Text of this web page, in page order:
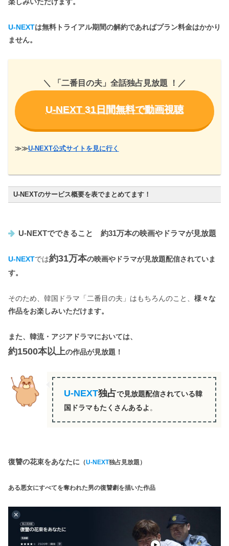
U-NEXTは無料トライアル期間の解約であればプラン料金はかかり
ません。
＼ 「二番目の夫」全話独占見放題 ！ ／
U-NEXT 31日間無料で動画視聴
≫≫U-NEXT公式サイトを見に行く
U-NEXTのサービス概要を表でまとめてます！
（毎月1200円相当のポイント付与あり）
子アカウント 最大3つまで作成可能
（※1アカウントにつき、1台）
テレビ・スマホ・PCで視聴可能 ✓
※ペアレンタルコントロール ✓
クレジットカード
Itunes Store決済/Google Play決済
※ペアレンタルコントロール＝R18+作品の視聴に制限をかけることが
U-NEXTでできること 約31万本の映画やドラマが見放題
U-NEXTでは約31万本の映画やドラマが見放題配信されていま
す。
そのため、韓国ドラマ「二番目の夫」はもちろんのこと、 様々な
作品をお楽しみいただけます。
また、韓流・アジアドラマにおいては、
約1500本以上の作品が見放題！
U-NEXT独占で見放題配信されている韓
国ドラマもたくさんあるよ。
復讐の花束をあなたに （U-NEXT独占見放題）
ある悪女にすべてを奪われた男の復讐劇を描いた作品